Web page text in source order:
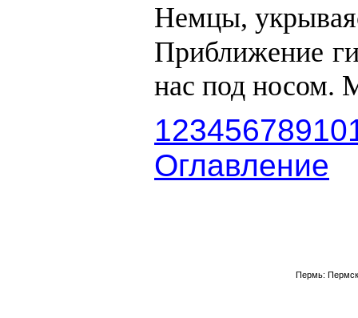
Немцы,
Приближение
нас под носом.
12345678910
Оглавление
Пермь: